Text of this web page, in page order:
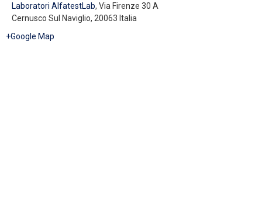
Laboratori AlfatestLab, Via Firenze 30 A
Cernusco Sul Naviglio, 20063 Italia
+Google Map